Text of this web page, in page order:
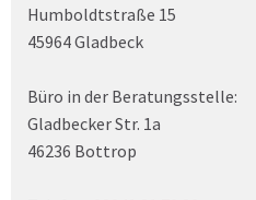
Humboldtstraße 15
45964 Gladbeck
Büro in der Beratungsstelle:
Gladbecker Str. 1a
46236 Bottrop